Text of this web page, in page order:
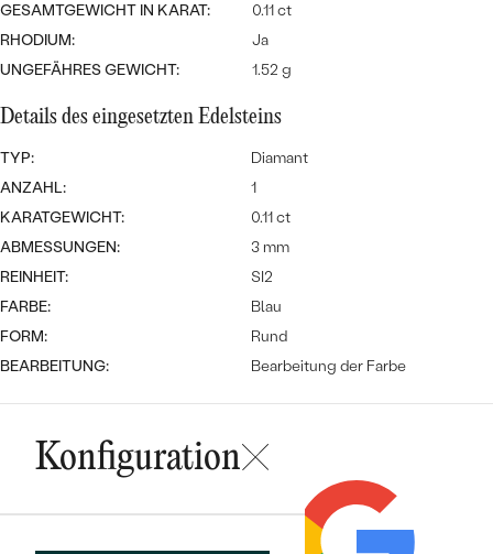
Wave Kollektion
ANSEHEN
NACH ANLASS
NACH DER FARBE
NACH DER FORM
MASSGEFERTIGTER
DIAMANTEN
Meistverkaufte
Ohrrinnge
ANSEHEN
Personalisierte
Halsketten
Meistverkaufte
GESAMTGEWICHT IN KARAT:
0.11 ct
RHODIUM:
Ja
UNGEFÄHRES GEWICHT:
1.52 g
Details des eingesetzten Edelsteins
TYP:
Diamant
ANZAHL:
1
KARATGEWICHT:
0.11 ct
ABMESSUNGEN:
3 mm
REINHEIT:
SI2
FARBE:
Blau
FORM:
Rund
BEARBEITUNG:
Bearbeitung der Farbe
Konfiguration